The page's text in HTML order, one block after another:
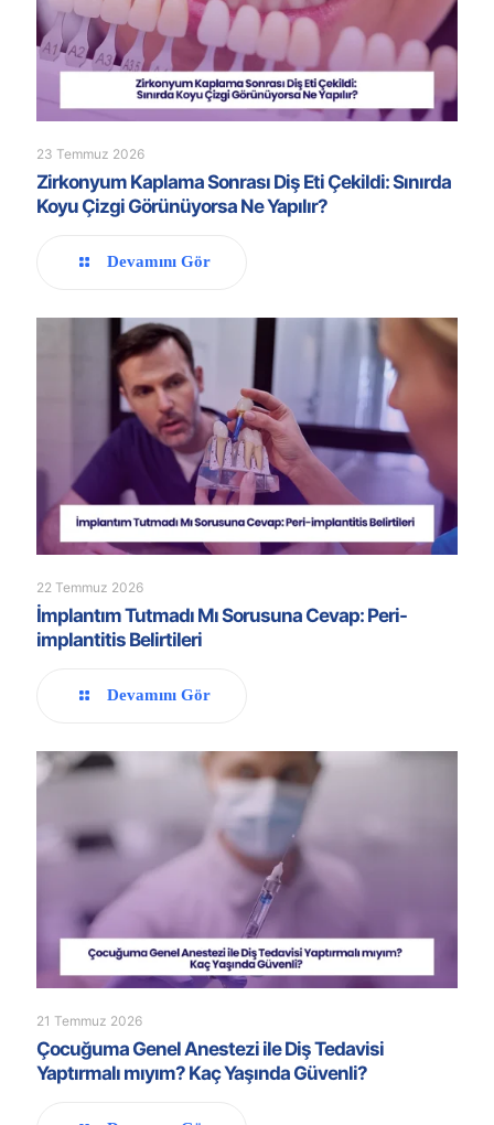
23 Temmuz 2026
Zirkonyum Kaplama Sonrası Diş Eti Çekildi: Sınırda
Koyu Çizgi Görünüyorsa Ne Yapılır?
Devamını Gör
22 Temmuz 2026
İmplantım Tutmadı Mı Sorusuna Cevap: Peri-
implantitis Belirtileri
Devamını Gör
21 Temmuz 2026
Çocuğuma Genel Anestezi ile Diş Tedavisi
Yaptırmalı mıyım? Kaç Yaşında Güvenli?